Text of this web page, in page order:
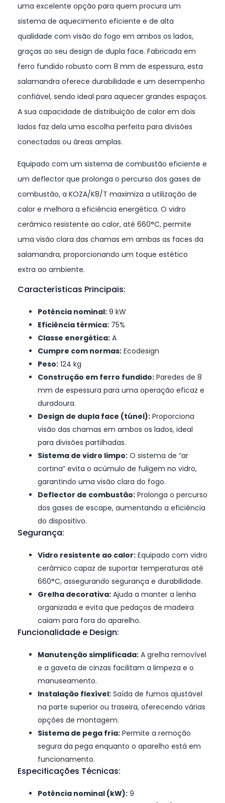
uma excelente opção para quem procura um
sistema de aquecimento eficiente e de alta
qualidade com visão do fogo em ambos os lados,
graças ao seu design de dupla face. Fabricada em
ferro fundido robusto com 8 mm de espessura, esta
salamandra oferece durabilidade e um desempenho
confiável, sendo ideal para aquecer grandes espaços.
A sua capacidade de distribuição de calor em dois
lados faz dela uma escolha perfeita para divisões
conectadas ou áreas amplas.
Equipado com um sistema de combustão eficiente e
um deflector que prolonga o percurso dos gases de
combustão, a KOZA/K8/T maximiza a utilização de
calor e melhora a eficiência energética. O vidro
cerâmico resistente ao calor, até 660°C, permite
uma visão clara das chamas em ambas as faces da
salamandra, proporcionando um toque estético
extra ao ambiente.
Características Principais:
Potência nominal: 9 kW
Eficiência térmica: 75%
Classe energética: A
Cumpre com normas: Ecodesign
Peso: 124 kg
Construção em ferro fundido: Paredes de 8
mm de espessura para uma operação eficaz e
duradoura.
Design de dupla face (túnel): Proporciona
visão das chamas em ambos os lados, ideal
para divisões partilhadas.
Sistema de vidro limpo: O sistema de “ar
cortina” evita o acúmulo de fuligem no vidro,
garantindo uma visão clara do fogo.
Deflector de combustão: Prolonga o percurso
dos gases de escape, aumentando a eficiência
do dispositivo.
Segurança:
Vidro resistente ao calor: Equipado com vidro
cerâmico capaz de suportar temperaturas até
660°C, assegurando segurança e durabilidade.
Grelha decorativa: Ajuda a manter a lenha
organizada e evita que pedaços de madeira
caiam para fora do aparelho.
Funcionalidade e Design:
Manutenção simplificada: A grelha removível
e a gaveta de cinzas facilitam a limpeza e o
manuseamento.
Instalação flexível: Saída de fumos ajustável
na parte superior ou traseira, oferecendo várias
opções de montagem.
Sistema de pega fria: Permite a remoção
segura da pega enquanto o aparelho está em
funcionamento.
Especificações Técnicas:
Potência nominal (kW): 9